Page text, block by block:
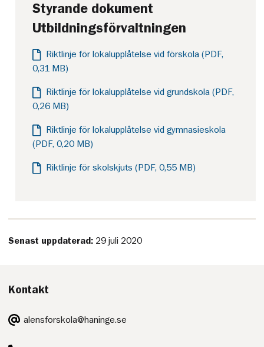
Styrande dokument
Utbildningsförvaltningen
Riktlinje för lokalupplåtelse vid förskola (PDF,
0,31 MB)
Riktlinje för lokalupplåtelse vid grundskola (PDF,
0,26 MB)
Riktlinje för lokalupplåtelse vid gymnasieskola
(PDF, 0,20 MB)
Riktlinje för skolskjuts (PDF, 0,55 MB)
Senast uppdaterad: 29 juli 2020
Kontakt
E-
post:
alensforskola@haninge.se
Telefon: